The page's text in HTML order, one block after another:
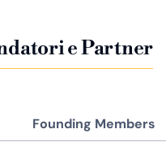
e Partner
Founding Members